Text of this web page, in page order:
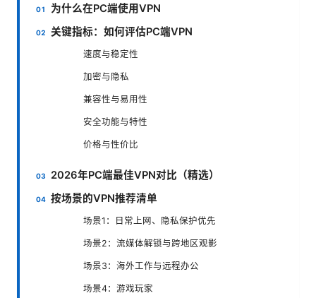
为什么在PC端使用VPN
关键指标：如何评估PC端VPN
速度与稳定性
加密与隐私
兼容性与易用性
安全功能与特性
价格与性价比
2026年PC端最佳VPN对比（精选）
按场景的VPN推荐清单
场景1：日常上网、隐私保护优先
场景2：流媒体解锁与跨地区观影
场景3：海外工作与远程办公
场景4：游戏玩家